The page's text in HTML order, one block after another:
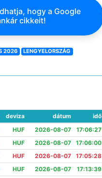
hogy a Google
cikkeit!
2026
LENGYELORSZÁG
deviza dátum
idő
HUF 2026-08-07
17:06:27
HUF 2026-08-07
17:06:00
HUF 2026-08-07
17:05:28
HUF 2026-08-07 17:13:39